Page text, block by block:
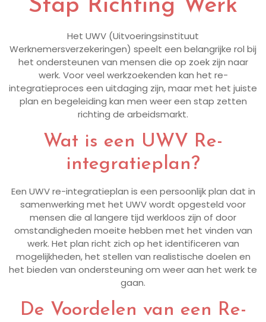
Stap Richting Werk
Het UWV (Uitvoeringsinstituut
Werknemersverzekeringen) speelt een belangrijke rol bij
het ondersteunen van mensen die op zoek zijn naar
werk. Voor veel werkzoekenden kan het re-
integratieproces een uitdaging zijn, maar met het juiste
plan en begeleiding kan men weer een stap zetten
richting de arbeidsmarkt.
Wat is een UWV Re-
integratieplan?
Een UWV re-integratieplan is een persoonlijk plan dat in
samenwerking met het UWV wordt opgesteld voor
mensen die al langere tijd werkloos zijn of door
omstandigheden moeite hebben met het vinden van
werk. Het plan richt zich op het identificeren van
mogelijkheden, het stellen van realistische doelen en
het bieden van ondersteuning om weer aan het werk te
gaan.
De Voordelen van een Re-